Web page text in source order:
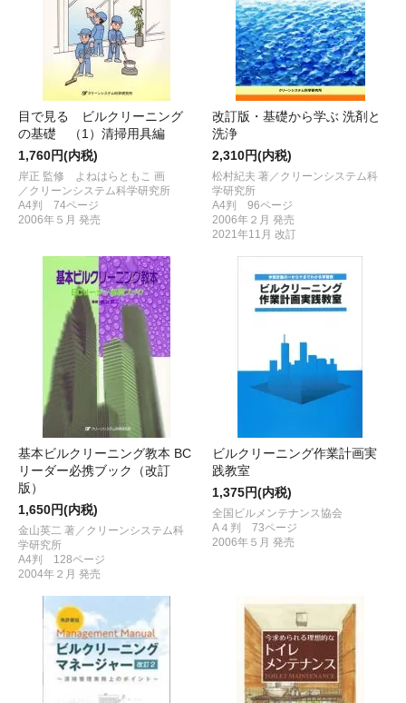
目で見る ビルクリーニング
の基礎 （1）清掃用具編
1,760円(内税)
岸正 監修 よねはらともこ 画
／クリーンシステム科学研究所
A4判 74ページ
2006年５月 発売
改訂版・基礎から学ぶ 洗剤と
洗浄
2,310円(内税)
松村紀夫 著／クリーンシステム科
学研究所
A4判 96ページ
2006年２月 発売
2021年11月 改訂
基本ビルクリーニング教本 BC
リーダー必携ブック（改訂
版）
1,650円(内税)
金山英二 著／クリーンシステム科
学研究所
A4判 128ページ
2004年２月 発売
ビルクリーニング作業計画実
践教室
1,375円(内税)
全国ビルメンテナンス協会
A４判 73ページ
2006年５月 発売